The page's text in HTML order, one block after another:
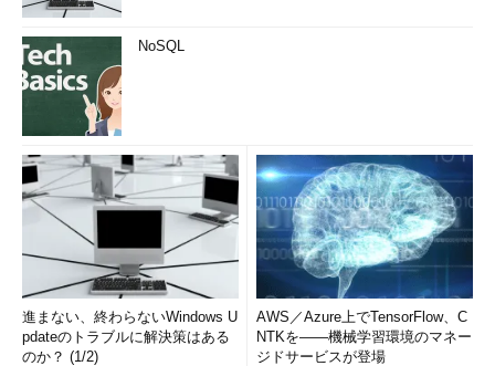
NoSQL
進まない、終わらないWindows U
pdateのトラブルに解決策はある
のか？ (1/2)
AWS／Azure上でTensorFlow、C
NTKを――機械学習環境のマネー
ジドサービスが登場